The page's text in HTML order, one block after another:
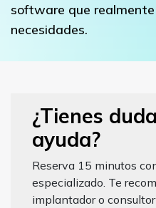
software que
necesidades.
¿Tienes
ayuda?
Reserva 15 minutos
especializado. Te
implantador o consultor